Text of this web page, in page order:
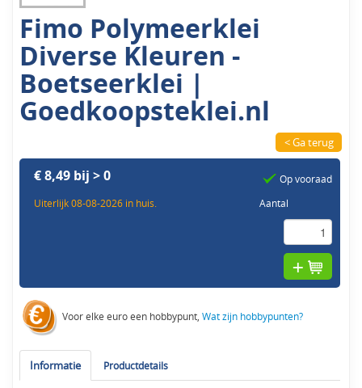
Fimo Polymeerklei
Diverse Kleuren -
Boetseerklei |
Goedkoopsteklei.nl
< Ga terug
€ 8,49 bij > 0
Uiterlijk 08-08-2026 in huis.
Op vooraad
Aantal
Voor elke euro een hobbypunt,Wat zijn hobbypunten?
Informatie Productdetails